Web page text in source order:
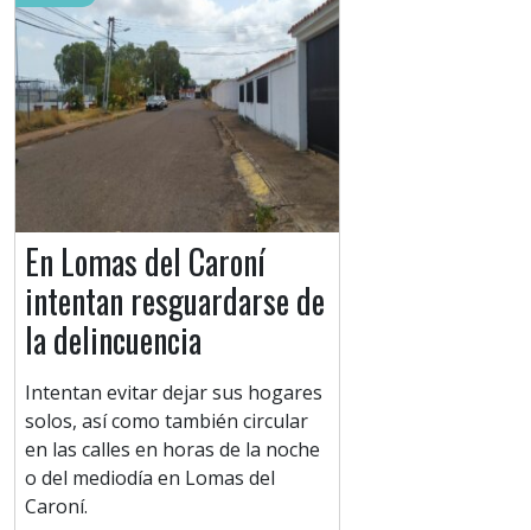
En Lomas del Caroní
intentan resguardarse de
la delincuencia
Intentan evitar dejar sus hogares
solos, así como también circular
en las calles en horas de la noche
o del mediodía en Lomas del
Caroní.